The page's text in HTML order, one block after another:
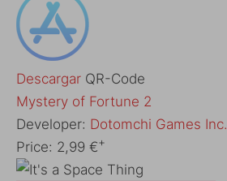
Descargar QR-Code
‎Mystery of Fortune 2
Developer: Dotomchi Games Inc.
Price: 2,99 €+